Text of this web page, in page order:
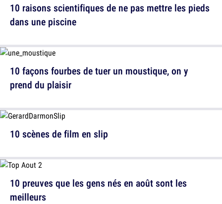
10 façons fourbes de tuer un moustique, on y
prend du plaisir
10 preuves que les gens nés en août sont les
meilleurs
10 raisons scientifiques de ne pas mettre les pieds
dans une piscine
10 scènes de film en slip